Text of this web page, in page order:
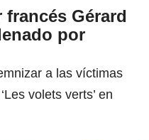
Gérard
por
a las víctimas
volets verts’ en